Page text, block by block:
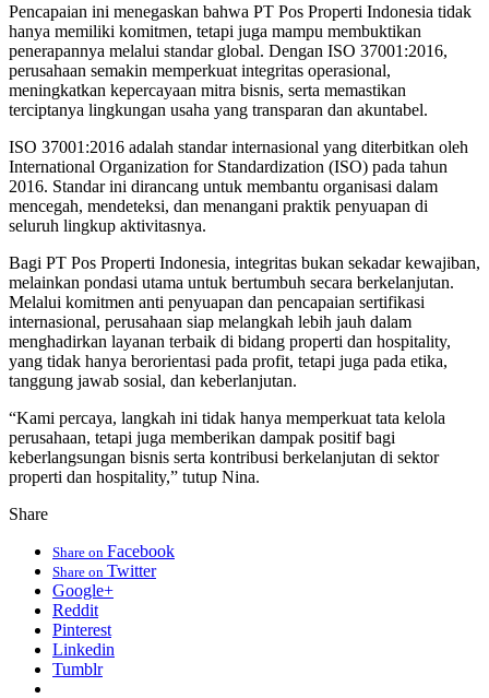
Pencapaian ini menegaskan bahwa PT Pos Properti Indonesia tidak
hanya memiliki komitmen, tetapi juga mampu membuktikan
penerapannya melalui standar global. Dengan ISO 37001:2016,
perusahaan semakin memperkuat integritas operasional,
meningkatkan kepercayaan mitra bisnis, serta memastikan
terciptanya lingkungan usaha yang transparan dan akuntabel.
ISO 37001:2016 adalah standar internasional yang diterbitkan oleh
International Organization for Standardization (ISO) pada tahun
2016. Standar ini dirancang untuk membantu organisasi dalam
mencegah, mendeteksi, dan menangani praktik penyuapan di
seluruh lingkup aktivitasnya.
Bagi PT Pos Properti Indonesia, integritas bukan sekadar kewajiban,
melainkan pondasi utama untuk bertumbuh secara berkelanjutan.
Melalui komitmen anti penyuapan dan pencapaian sertifikasi
internasional, perusahaan siap melangkah lebih jauh dalam
menghadirkan layanan terbaik di bidang properti dan hospitality,
yang tidak hanya berorientasi pada profit, tetapi juga pada etika,
tanggung jawab sosial, dan keberlanjutan.
“Kami percaya, langkah ini tidak hanya memperkuat tata kelola
perusahaan, tetapi juga memberikan dampak positif bagi
keberlangsungan bisnis serta kontribusi berkelanjutan di sektor
properti dan hospitality,” tutup Nina.
Share
Share on Facebook
Share on Twitter
Google+
Reddit
Pinterest
Linkedin
Tumblr